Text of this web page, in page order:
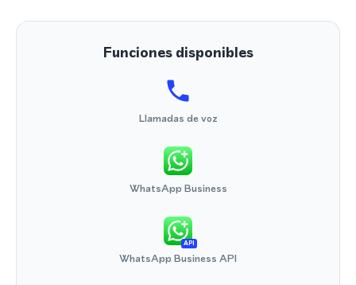
Funciones disponibles
Llamadas de voz
WhatsApp Business
API
WhatsApp Business API